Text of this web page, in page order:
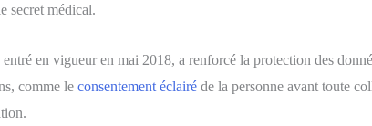
secret médical.
entré en vigueur en mai 2018, a renforcé la protection des
comme le consentement éclairéde la personne avant toute